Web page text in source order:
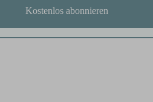
Kostenlos abonnieren